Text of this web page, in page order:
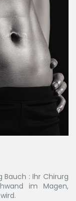
: Ihr Chirurg
im Magen,